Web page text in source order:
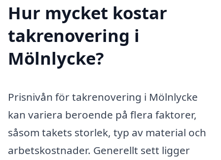
Hur mycket kostar
takrenovering i
Mölnlycke?
Prisnivån för takrenovering i Mölnlycke
kan variera beroende på flera faktorer,
såsom takets storlek, typ av material och
arbetskostnader. Generellt sett ligger